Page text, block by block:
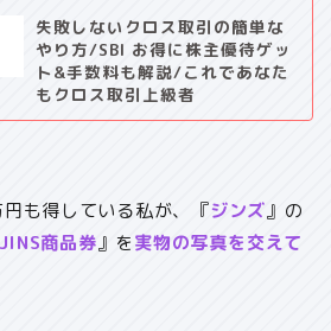
失敗しないクロス取引の簡単な
やり方/SBI お得に株主優待ゲッ
ト&手数料も解説/これであなた
もクロス取引上級者
も得している私が、『ジンズ』の
商品券』を実物の写真を交えて